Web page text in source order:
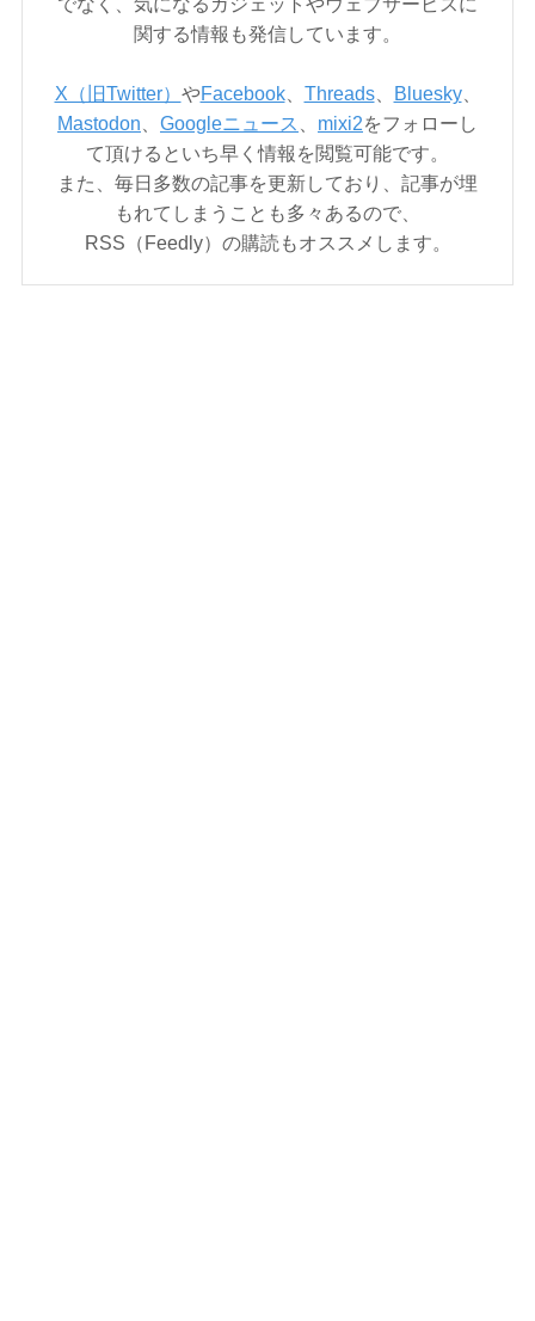
関する情報も発信しています。
X（旧Twitter） やFacebook、 Threads、 Bluesky、
Mastodon
Googleニュース mixi2をフォローし
て頂けるといち早く情報を閲覧可能です。
また、毎日多数の記事を更新しており、記事が埋
もれてしまうことも多々あるので、
RSS（Feedly）の購読もオススメします。